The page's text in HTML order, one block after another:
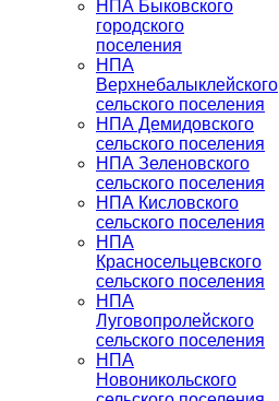
НПА Быковского
городского
поселения
НПА
Верхнебалыклейского
сельского поселения
НПА Демидовского
сельского поселения
НПА Зеленовского
сельского поселения
НПА Кисловского
сельского поселения
НПА
Красносельцевского
сельского поселения
НПА
Луговопролейского
сельского поселения
НПА
Новоникольского